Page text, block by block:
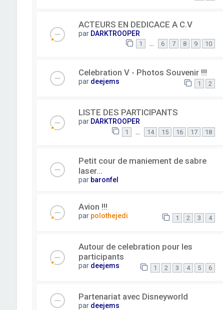
ACTEURS EN DEDICACE A C.V
par DARKTROOPER
1 … 6 7 8 9 10
Celebration V - Photos Souvenir !!!
par deejems 1 2
LISTE DES PARTICIPANTS
par DARKTROOPER
1 14 15 16 17 18
Petit cour de maniement de sabre
laser...
par baronfel
Avion !!!
par polothejedi 1 2 3 4
Autour de celebration pour les
participants
par deejems 1 2 3 4 5 6
Partenariat avec Disneyworld
par deejems